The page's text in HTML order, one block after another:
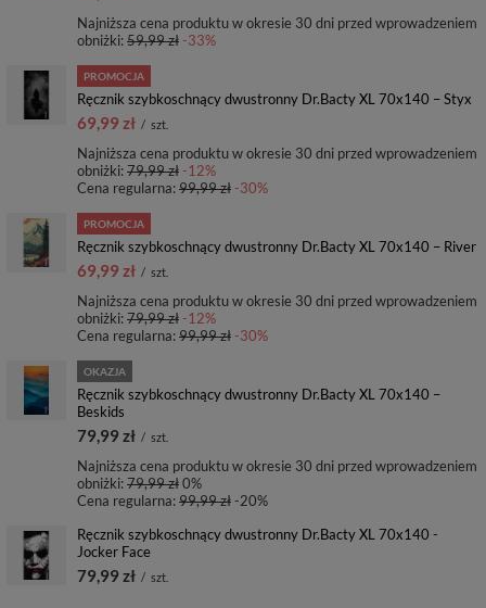
Najniższa cena produktu w okresie 30 dni przed wprowadzeniem
obniżki:59,99 zł-33%
PROMOCJA
Ręcznik szybkoschnący dwustronny Dr.Bacty XL 70x140 – Styx
69,99 zł / szt.
Najniższa cena produktu w okresie 30 dni przed wprowadzeniem
obniżki:79,99 zł-12%
Cena regularna:99,99 zł-30%
PROMOCJA
Ręcznik szybkoschnący dwustronny Dr.Bacty XL 70x140 – River
69,99 zł / szt.
Najniższa cena produktu w okresie 30 dni przed wprowadzeniem
obniżki:79,99 zł-12%
Cena regularna:99,99 zł-30%
OKAZJA
Ręcznik szybkoschnący dwustronny Dr.Bacty XL 70x140 –
Beskids
79,99 zł / szt.
Najniższa cena produktu w okresie 30 dni przed wprowadzeniem
obniżki:79,99 zł0%
Cena regularna:99,99 zł-20%
Ręcznik szybkoschnący dwustronny Dr.Bacty XL 70x140 -
Jocker Face
79,99 zł / szt.